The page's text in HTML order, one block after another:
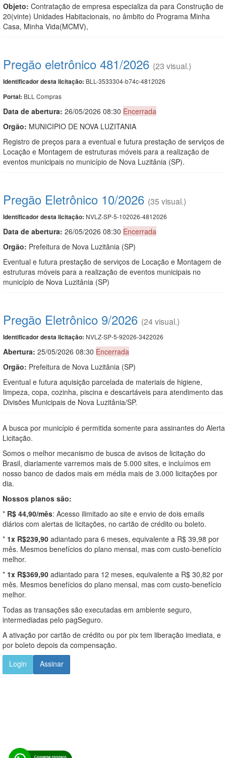
Objeto: Contratação de empresa especializa da para Construção de
20(vinte) Unidades Habitacionais, no âmbito do Programa Minha
Casa, Minha Vida(MCMV),
Pregão eletrônico 481/2026 (23 visual.)
Identificador desta licitação: BLL-3533304-b74c-4812026
Portal: BLL Compras
Data de abertura: 26/05/2026 08:30 Encerrada
Orgão: MUNICIPIO DE NOVA LUZITANIA
Registro de preços para a eventual e futura prestação de serviços de
Locação e Montagem de estruturas móveis para a realização de
eventos municipais no município de Nova Luzitânia (SP).
Pregão Eletrônico 10/2026 (35 visual.)
Identificador desta licitação: NVLZ-SP-5-102026-4812026
Data de abertura: 26/05/2026 08:30 Encerrada
Orgão: Prefeitura de Nova Luzitânia (SP)
Eventual e futura prestação de serviços de Locação e Montagem de
estruturas móveis para a realização de eventos municipais no
município de Nova Luzitânia (SP)
Pregão Eletrônico 9/2026 (24 visual.)
Identificador desta licitação: NVLZ-SP-5-92026-3422026
Abertura: 25/05/2026 08:30 Encerrada
Orgão: Prefeitura de Nova Luzitânia (SP)
Eventual e futura aquisição parcelada de materiais de higiene,
limpeza, copa, cozinha, piscina e descartáveis para atendimento das
Divisões Municipais de Nova Luzitânia/SP.
A busca por município é permitida somente para assinantes do Alerta
Licitação.
Somos o melhor mecanismo de busca de avisos de licitação do
Brasil, diariamente varremos mais de 5.000 sites, e incluímos em
nosso banco de dados mais em média mais de 3.000 licitações por
dia.
Nossos planos são:
* R$ 44,90/mês: Acesso ilimitado ao site e envio de dois emails
diários com alertas de licitações, no cartão de crédito ou boleto.
* 1x R$239,90 adiantado para 6 meses, equivalente a R$ 39,98 por
mês. Mesmos benefícios do plano mensal, mas com custo-benefício
melhor.
* 1x R$369,90 adiantado para 12 meses, equivalente a R$ 30,82 por
mês. Mesmos benefícios do plano mensal, mas com custo-benefício
melhor.
Todas as transações são executadas em ambiente seguro,
intermediadas pelo pagSeguro.
A ativação por cartão de crédito ou por pix tem liberação imediata, e
por boleto depois da compensação.
Login
Assinar